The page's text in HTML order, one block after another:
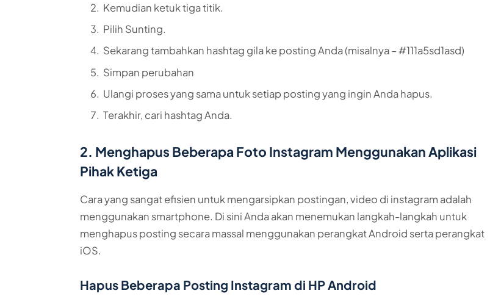
Kemudian ketuk tiga titik.
Pilih Sunting.
Sekarang tambahkan hashtag gila ke posting Anda (misalnya – #111a5sd1asd)
Simpan perubahan
Ulangi proses yang sama untuk setiap posting yang ingin Anda hapus.
Terakhir, cari hashtag Anda.
2. Menghapus Beberapa Foto Instagram Menggunakan Aplikasi
Pihak Ketiga
Cara yang sangat efisien untuk mengarsipkan postingan, video di instagram adalah
menggunakan smartphone. Di sini Anda akan menemukan langkah-langkah untuk
menghapus posting secara massal menggunakan perangkat Android serta perangkat
iOS.
Hapus Beberapa Posting Instagram di HP Android